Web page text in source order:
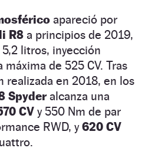
apareció por
R8 a principios de 2019,
litros, inyección
de 525 CV. Tras
realizada en 2018, en los
Spyderalcanza una
CV y 550 Nm de par
RWD, y620 CV